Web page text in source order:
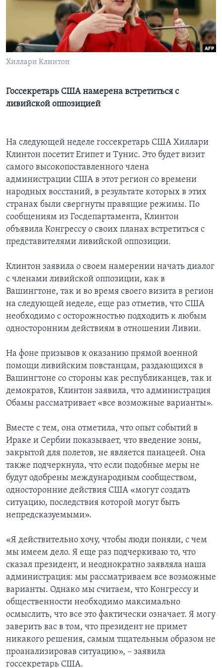
Learning English
СОЦИАЛЬНЫЕ СЕТИ
Языки
Хиллари Клинтон
Госсекретарь США намерена встретиться с
ливийской оппозицией
На следующей неделе госсекретарь США Хиллари
Клинтон посетит Египет и Тунис. Это будет визит
самого высокопоставленного члена
администрации США в этот регион со времени
народных восстаний, в результате которых в этих
странах были свергнуты правящие режимы. По
сообщениям из Госдепартамента, Клинтон
объявила Конгрессу о своих планах встретиться с
представителями ливийской оппозиции.
Клинтон заявила о своем намерении начать диалог
с членами ливийской оппозиции, как в
Вашингтоне, так и во время своего визита в регион
на следующей неделе, еще раз отметив, что США
необходимо с осторожностью подходить к любым
односторонним действиям в отношении Ливии.
На фоне призывов к оказанию прямой военной
помощи ливийским повстанцам, раздающихся в
Вашингтоне со стороны как республиканцев, так и
демократов, Клинтон заявила, что администрация
Обамы рассматривает «все возможные варианты».
Вместе с тем, она отметила, что опыт событий в
Ираке и Сербии показывает, что введение зоны,
закрытой для полетов, не является панацеей. Она
также подчеркнула, что если подобные меры не
будут одобрены международным сообществом,
односторонние действия США «могут создать
ситуацию, последствия которой могут быть
непредсказуемыми».
«Я действительно хочу, чтобы люди поняли, с чем
мы имеем дело. Я еще раз подчеркиваю то, что
сказал президент, и неоднократно заявляла наша
администрация: мы рассматриваем все возможные
варианты. Однако мы считаем, что Конгрессу и
общественности необходимо максимально
осмыслить, что все это фактически означает. Я могу
заверить вас в том, что президент не примет
никакого решения, самым тщательным образом не
проанализировав ситуацию», – заявила
госсекретарь США.